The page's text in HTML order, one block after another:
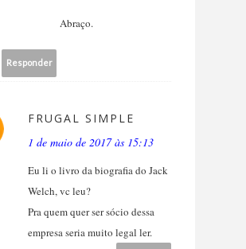
Abraço.
Responder
FRUGAL SIMPLE
1 de maio de 2017 às 15:13
Eu li o livro da biografia do Jack
Welch, vc leu?
Pra quem quer ser sócio dessa
empresa seria muito legal ler.